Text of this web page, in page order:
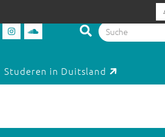
Studeren in Duitsland